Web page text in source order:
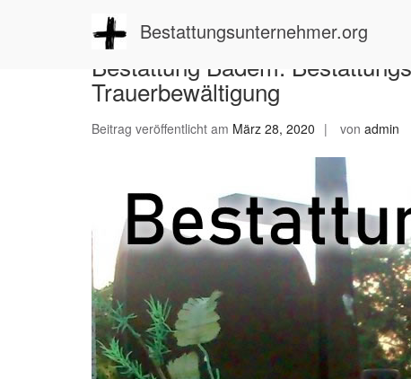
Bestattungsunternehmer.org
Bestattung Badem:
Trauerbewältigung
Beitrag veröffentlicht am März 28, 2020 von admin